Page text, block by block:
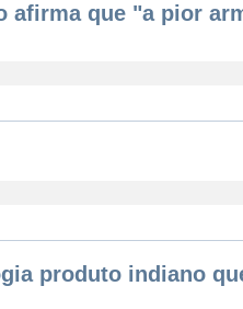
afirma que "a pior
produto indiano